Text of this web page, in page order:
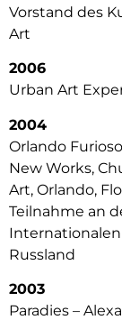
Vorstand des
Art
2006
Urban Art
2004
Orlando
New Works,
Art, Orlando,
Teilnahme an
Internationalen
Russland
2003
Paradies –